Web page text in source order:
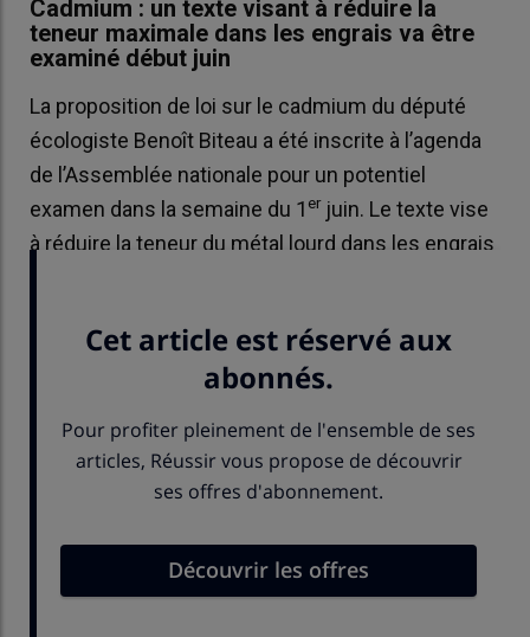
Cadmium : un texte visant à réduire la
teneur maximale dans les engrais va être
examiné début juin
La proposition de loi sur le cadmium du député
écologiste Benoît Biteau a été inscrite à l’agenda
de l’Assemblée nationale pour un potentiel
examen dans la semaine du 1 erjuin. Le texte vise
à réduire la teneur du métal lourd dans les engrais